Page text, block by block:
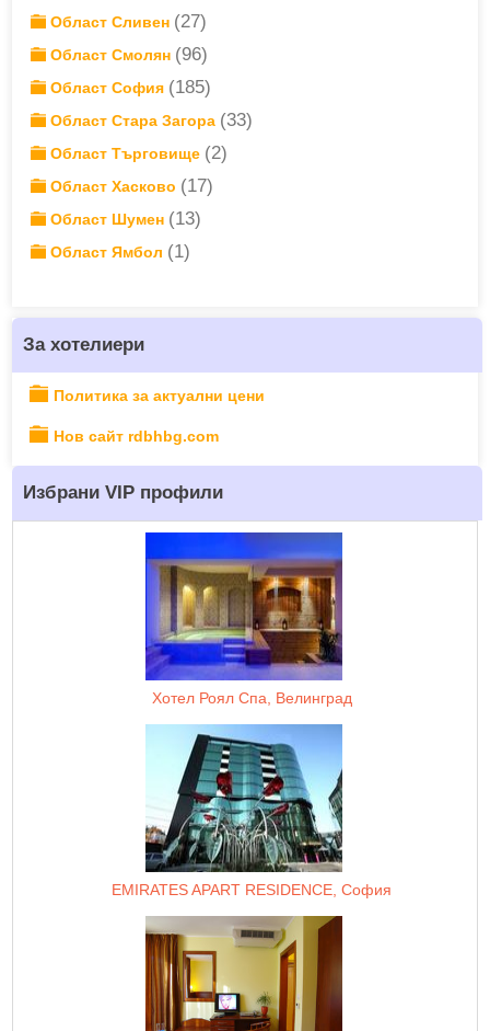
Област Сливен (27)
Област Смолян (96)
Област София (185)
Област Стара Загора (33)
Област Търговище (2)
Област Хасково (17)
Област Шумен (13)
Област Ямбол (1)
За хотелиери
Политика за актуални цени
Нов сайт rdbhbg.com
Избрани VIP профили
Хотел Роял Спа, Велинград
EMIRATES APART RESIDENCE, София